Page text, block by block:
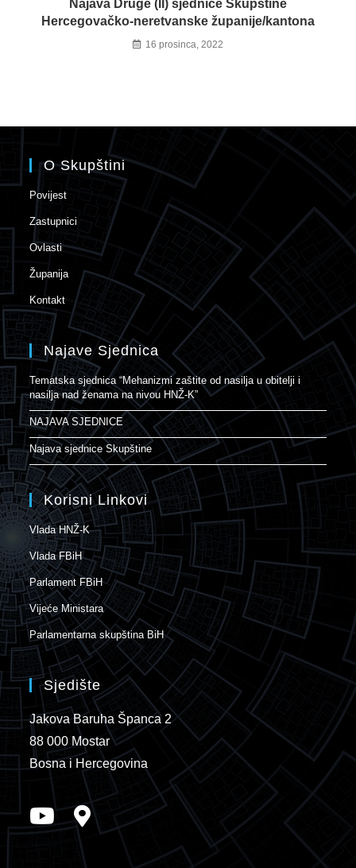
Najava Druge (II) sjednice Skupštine
Hercegovačko-neretvanske županije/kantona
16 prosinca, 2022
O Skupštini
Povijest
Zastupnici
Ovlasti
Županija
Kontakt
Najave Sjednica
Tematska sjednica “Mehanizmi zaštite od nasilja u obitelji i
nasilja nad ženama na nivou HNŽ-K”
NAJAVA SJEDNICE
Najava sjednice Skupštine
Korisni Linkovi
Vlada HNŽ-K
Vlada FBiH
Parlament FBiH
Vijeće Ministara
Parlamentarna skupština BiH
Sjedište
Jakova Baruha Španca 2
88 000 Mostar
Bosna i Hercegovina